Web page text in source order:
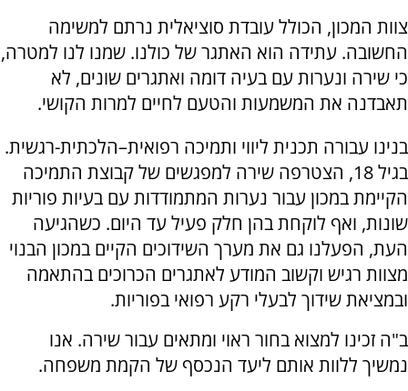
צוות המכון, הכולל עובדת סוציאלית נרתם למשימה
החשובה. עתידה הוא האתגר של כולנו. שמנו לנו למטרה,
כי שירה ונערות עם בעיה דומה ואתגרים שונים, לא
תאבדנה את המשמעות והטעם לחיים למרות הקושי.
בנינו עבורה תכנית ליווי ותמיכה רפואית–הלכתית-רגשית.
בגיל 18, הצטרפה שירה למפגשים של קבוצת התמיכה
הקיימת במכון עבור נערות המתמודדות עם בעיות פוריות
שונות, ואף לוקחת בהן חלק פעיל עד היום. כשהגיעה
העת, הפעלנו גם את מערך השידוכים הקיים במכון הבנוי
מצוות רגיש וקשוב המודע לאתגרים הכרוכים בהתאמה
ובמציאת שידוך לבעלי רקע רפואי בפוריות.
ב"ה זכינו למצוא בחור ראוי ומתאים עבור שירה. אנו
נמשיך ללוות אותם ליעד הנכסף של הקמת משפחה.